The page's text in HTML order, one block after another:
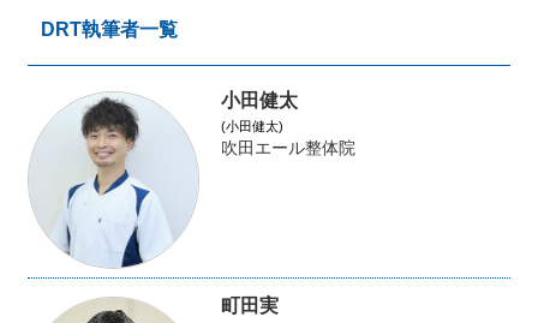
DRT執筆者一覧
小田健太
(小田健太)
吹田エール整体院
町田実